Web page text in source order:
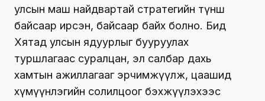
улсын маш найдвартай стратегийн түнш
байсаар ирсэн, байсаар байх болно. Бид
Хятад улсын ядуурлыг бууруулах
туршлагаас суралцан, эл салбар дахь
хамтын ажиллагааг эрчимжүүлж, цаашид
хүмүүнлэгийн солилцоог бэхжүүлэхээс